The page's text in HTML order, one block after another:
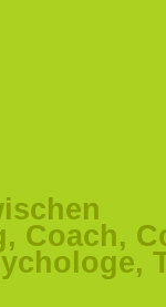
Coach,